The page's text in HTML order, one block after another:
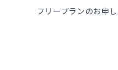
フリープランのお申